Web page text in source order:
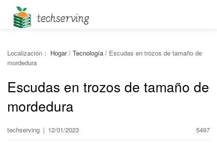
Localización： Hogar / Tecnología / Escudas en trozos de tamaño de
mordedura
Escudas en trozos de tamaño de
mordedura
techserving | 12/01/2023 5497